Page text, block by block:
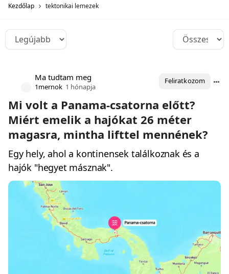
Kezdőlap tektonikai lemezek
Ma tudtam meg
1mernok 1 hónapja
Feliratkozom
Mi volt a Panama-csatorna előtt?
Miért emelik a hajókat 26 méter
magasra, mintha lifttel mennének?
Egy hely, ahol a kontinensek találkoznak és a
hajók "hegyet másznak".